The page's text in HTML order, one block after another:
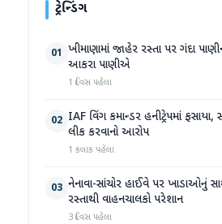
ટ્રેન્ડિંગ
01 ખીમાણામાં જાહેર રસ્તા પર ગંદા
આકરા પાણીએ
1 દિવસ પહેલા
02 IAF વિંગ કમાન્ડર હનીટ્રેપમાં ફસાયા,
લીક કરવાનો આરોપ
1 કલાક પહેલા
03 નેનાવા-સાંચોર હાઈવે પર ખાડાઓનું
રસ્તાથી વાહનચાલકો પરેશાન
3 દિવસ પહેલા